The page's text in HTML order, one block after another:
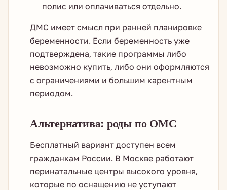
полис или оплачиваться отдельно.
ДМС имеет смысл при ранней планировке
беременности. Если беременность уже
подтверждена, такие программы либо
невозможно купить, либо они оформляются
с ограничениями и большим карентным
периодом.
Альтернатива: роды по ОМС
Бесплатный вариант доступен всем
гражданкам России. В Москве работают
перинатальные центры высокого уровня,
которые по оснащению не уступают